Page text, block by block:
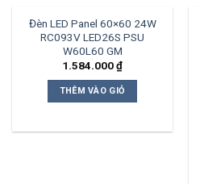
Đèn LED Panel 60×60 24W
RC093V LED26S PSU
W60L60 GM
1.584.000₫
THÊM VÀO GIỎ